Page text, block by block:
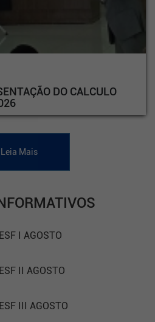
DO CALCULO
Leia Mais
I AGOSTO
II AGOSTO
III AGOSTO